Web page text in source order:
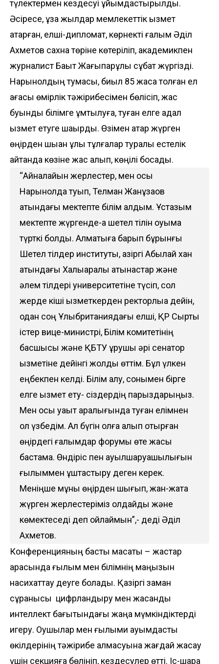
түлектермен кездесуі ұйымдастырылды.
Әсіресе, ұзақ жылдар мемлекеттік қызмет
атқарған, елші-дипломат, көрнекті ғалым Әділ
Ахметов сахна төріне көтеріліп, академикпен
журналист Бақыт Жағыпарұлы сұқбат жүргізді.
Нарынқолдың тумасы, биыл 85 жасқа толған ел
ағасы өмірлік тәжірибесімен бөлісіп, жас
буынды білімге ұмтылуға, туған елге адал
қызмет етуге шақырды. Өзімен қатар жүрген
өңірден шыққан ұлы тұлғалар туралы естелік
айтқанда көзіне жас алып, көңілі босады.
“Айналайын жерлестер, мен осы
Нарынқолда туып, Телман Жанұзақов
атындағы мектепте білім алдым. Ұстазым
мектепте жүргенде-ақ шетел тілін оқуыма
түрткі болды. Алматыға барып бұрынғы
Шетел тілдер институты, қазіргі Абылай хан
атындағы Халықаралық қатынастар және
әлем тілдері университетіне түсіп, сол
жерде кіші қызметкерден ректорлыққа дейін,
одан соң Ұлыбританиядағы елші, ҚР Сыртқы
істер вице-министрі, Білім комитетінің
басшысы және ҚБТУ құрушы әрі сенатор
қызметіне дейінгі жолды өттім. Бұл үлкен
еңбекпен келді. Білім алу, сонымен бірге
елге қызмет ету- сіздердің парыздарыңыз.
Мен осы уақыт аралығында туған елімнен
қол үзбедім. Ал бүгін қолға алып отырған
өңірдегі ғалымдар форумы өте жақсы
бастама. Өндіріс пен ауылшаруашылығын
ғылыммен ұштастыру деген керек.
Меніңше мұны өңірден шығып, жан-жақта
жүрген жерлестеріміз қолдайды және
көмектеседі деп ойлаймын”,- деді Әділ
Ахметов.
Конференцияның басты мақсаты – жастар
арасында ғылым мен білімнің маңызын
насихаттау деуге болады. Қазіргі заман
сұранысы цифрландыру мен жасанды
интеллект бағытындағы жаңа мүмкіндіктерді
игеру. Оқушылар мен ғылыми қауымдастық
өкілдерінің тәжірибе алмасуына жағдай жасау
үшін секцияға бөлініп, кездесулер өтті. Іс-шара